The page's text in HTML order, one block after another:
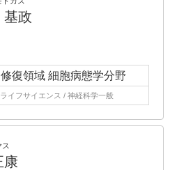
政
復領域 細胞病態学分野
イフサイエンス / 神経科学一般